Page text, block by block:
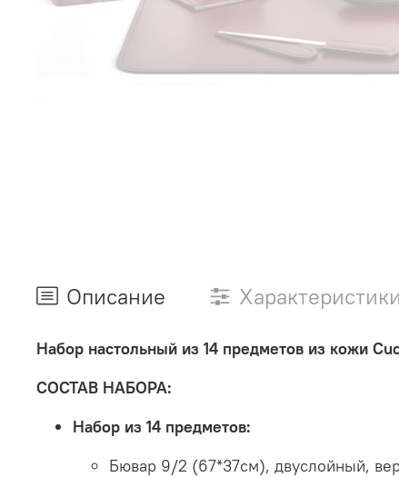
Описание Характеристики
Набор настольный из 14 предметов из кожи
СОСТАВ НАБОРА:
Набор из 14 предметов:
Бювар 9/2 (67*37см), двуслойный,